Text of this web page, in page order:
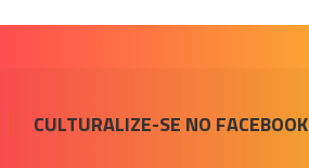
CULTURALIZE-SE NO FACEBOOK